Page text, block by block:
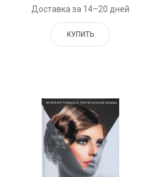
Доставка за 14–20 дней
КУПИТЬ